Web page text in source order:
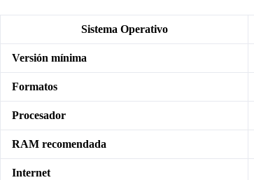
Sistema Operativo
Versión mínima
Formatos
Procesador
RAM recomendada
Internet